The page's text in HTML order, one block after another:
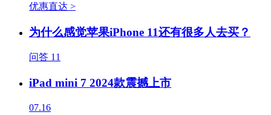
优惠直达 >
为什么感觉苹果iPhone 11还有很多人去买？
问答 11
iPad mini 7 2024款震撼上市
07.16